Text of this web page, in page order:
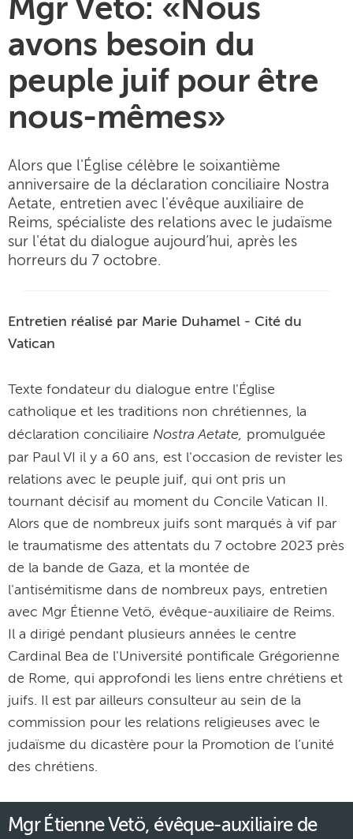
Mgr Vetö: «Nous
avons besoin du
peuple juif pour être
nous-mêmes»
Alors que l'Église célèbre le soixantième
anniversaire de la déclaration conciliaire Nostra
Aetate, entretien avec l'évêque auxiliaire de
Reims, spécialiste des relations avec le judaïsme
sur l'état du dialogue aujourd’hui, après les
horreurs du 7 octobre.
Entretien réalisé par Marie Duhamel - Cité du
Vatican
Texte fondateur du dialogue entre l'Église
catholique et les traditions non chrétiennes, la
déclaration conciliaire Nostra Aetate, promulguée
par Paul VI il y a 60 ans, est l'occasion de revister les
relations avec le peuple juif, qui ont pris un
tournant décisif au moment du Concile Vatican II.
Alors que de nombreux juifs sont marqués à vif par
le traumatisme des attentats du 7 octobre 2023 près
de la bande de Gaza, et la montée de
l'antisémitisme dans de nombreux pays, entretien
avec Mgr Étienne Vetö, évêque-auxiliaire de Reims.
Il a dirigé pendant plusieurs années le centre
Cardinal Bea de l'Université pontificale Grégorienne
de Rome, qui approfondi les liens entre chrétiens et
juifs. Il est par ailleurs consulteur au sein de la
commission pour les relations religieuses avec le
judaïsme du dicastère pour la Promotion de l’unité
des chrétiens.
Mgr Étienne Vetö, évêque-auxiliaire de